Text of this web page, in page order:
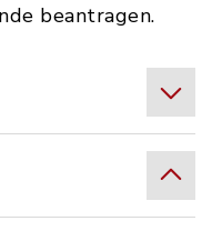
beantragen.